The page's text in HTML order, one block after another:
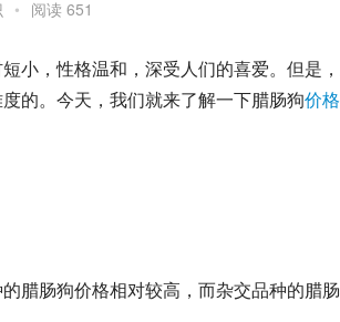
• 阅读 651
短小，性格温和，深受人们的喜爱。但是
的。今天，我们就来了解一下腊肠狗价格
肠狗价格相对较高，而杂交品种的腊肠